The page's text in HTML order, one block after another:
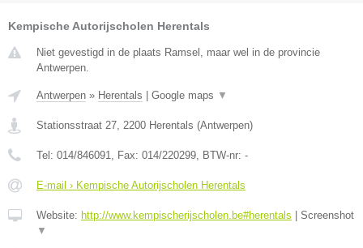
Kempische Autorijscholen Herentals
Niet gevestigd in de plaats Ramsel, maar wel in de provincie
Antwerpen.
Antwerpen » Herentals Google maps ▼
Stationsstraat 27, 2200 Herentals (Antwerpen)
Tel: 014/846091, Fax: 014/220299, BTW-nr: -
E-mail › Kempische Autorijscholen Herentals
Website: http://www.kempischerijscholen.be#herentals
Screenshot
▼